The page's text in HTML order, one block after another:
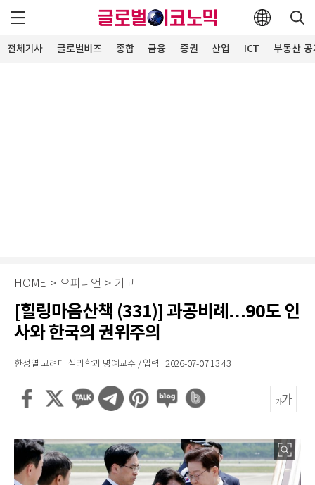
전체기사 글로벌비즈 종합 금융 증권 산업 ICT 부동산·
HOME > 오피니언 > 기고
[힐링마음산책 (331)] 과공비례…90도 인
사와 한국의 권위주의
한성열 고려대 심리학과 명예교수 / 입력 : 2026-07-07 13:43